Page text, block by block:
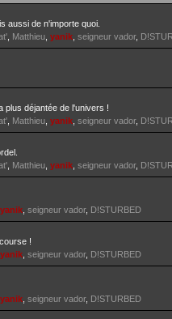
aussi de n'importe quoi.
Matthieu yanik seigneur vador,
plus déjantée de l'univers !
Matthieu yanik seigneur vador,
Matthieu yanik seigneur vador,
yanik seigneur vador, D!STURBED
!
yanik seigneur vador, D!STURBED
yanik seigneur vador, D!STURBED